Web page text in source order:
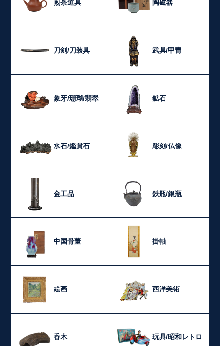
煎茶道具 陶磁器
刀剣/刀装具 武具/甲冑
象牙/珊瑚/翡翠 鉱石
水石/鑑賞石 彫刻/仏像
金工品 鉄瓶/銀瓶
中国骨董 掛軸
絵画 西洋美術
香木 玩具/昭和レトロ